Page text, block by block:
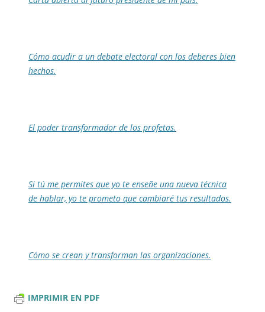
Cómo acudir a un debate electoral con los deberes bien
hechos.
El poder transformador de los profetas.
Si tú me permites que yo te enseñe una nueva técnica
de hablar, yo te prometo que cambiaré tus resultados.
Cómo se crean y transforman las organizaciones.
IMPRIMIR EN PDF